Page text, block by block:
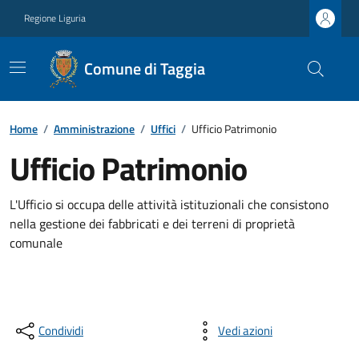
Regione Liguria
Comune di Taggia
Home / Amministrazione / Uffici / Ufficio Patrimonio
Ufficio Patrimonio
L'Ufficio si occupa delle attività istituzionali che consistono
nella gestione dei fabbricati e dei terreni di proprietà
comunale
Condividi Vedi azioni